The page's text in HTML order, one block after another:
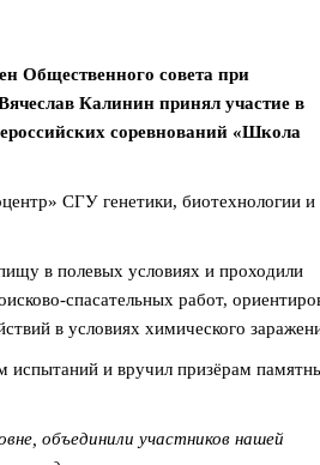
Общественного совета при
Калинин принял участие в
соревнований «Школа
СГУ генетики, биотехнологии и
в полевых условиях и проходили
спасательных работ,
в условиях химического
испытаний и вручил призёрам
объединили участников нашей